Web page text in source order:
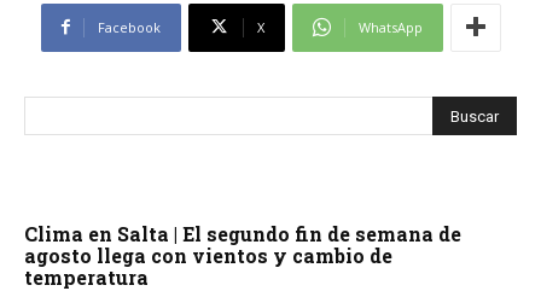
Facebook X WhatsApp
Clima en Salta | El segundo fin de semana de
agosto llega con vientos y cambio de
temperatura